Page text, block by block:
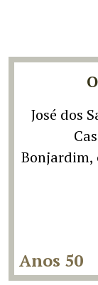
José dos
Bonjardim,
Anos 50